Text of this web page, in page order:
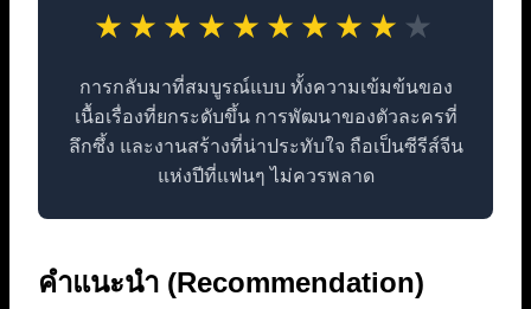
★ ★ ★ ★ ★ ★ ★ ★ ★ ★
การกลับมาที่สมบูรณ์แบบ ทั้งความเข้มข้นของ
เนื้อเรื่องที่ยกระดับขึ้น การพัฒนาของตัวละครที่
ลึกซึ้ง และงานสร้างที่น่าประทับใจ ถือเป็นซีรีส์จีน
แห่งปีที่แฟนๆ ไม่ควรพลาด
คำแนะนำ (Recommendation)